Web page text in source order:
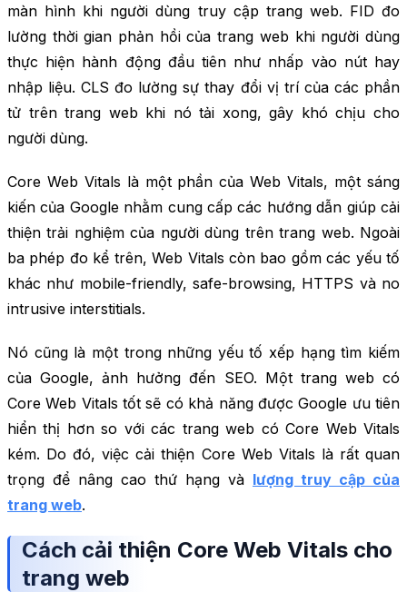
màn hình khi người dùng truy cập trang web. FID đo
lường thời gian phản hồi của trang web khi người dùng
thực hiện hành động đầu tiên như nhấp vào nút hay
nhập liệu. CLS đo lường sự thay đổi vị trí của các phần
tử trên trang web khi nó tải xong, gây khó chịu cho
người dùng.
Core Web Vitals là một phần của Web Vitals, một sáng
kiến của Google nhằm cung cấp các hướng dẫn giúp cải
thiện trải nghiệm của người dùng trên trang web. Ngoài
ba phép đo kể trên, Web Vitals còn bao gồm các yếu tố
khác như mobile-friendly, safe-browsing, HTTPS và no
intrusive interstitials.
Nó cũng là một trong những yếu tố xếp hạng tìm kiếm
của Google, ảnh hưởng đến SEO. Một trang web có
Core Web Vitals tốt sẽ có khả năng được Google ưu tiên
hiển thị hơn so với các trang web có Core Web Vitals
kém. Do đó, việc cải thiện Core Web Vitals là rất quan
trọng để nâng cao thứ hạng và lượng truy cập của
trang web.
Cách cải thiện Core Web Vitals cho
trang web